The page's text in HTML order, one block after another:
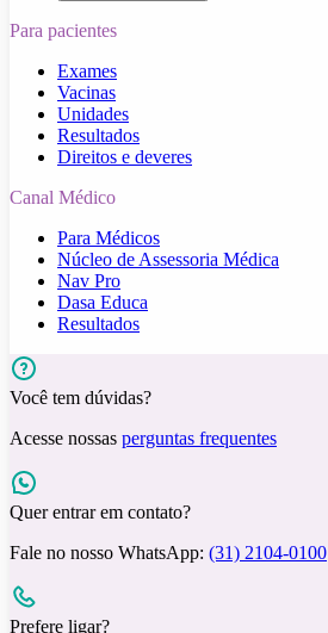
Para pacientes
Exames
Vacinas
Unidades
Resultados
Direitos e deveres
Canal Médico
Para Médicos
Núcleo de Assessoria Médica
Nav Pro
Dasa Educa
Resultados
Você tem dúvidas?
Acesse nossas perguntas frequentes
Quer entrar em contato?
Fale no nosso WhatsApp: (31) 2104-0100
Prefere ligar?